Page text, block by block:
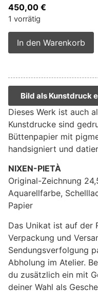
450,00 €
1 vorrätig
In den Warenkorb
Bild als Kunstdruck
Dieses Werk ist auch
Kunstdrucke sind
Büttenpapier mit
handsigniert und
NIXEN-PIETÀ
Original-Zeichnung
Aquarellfarbe,
Papier
Das Unikat ist auf der
Verpackung und
Sendungsverfolgung
Abholung im Atelier.
du zusätzlich ein mit
deiner Wahl als